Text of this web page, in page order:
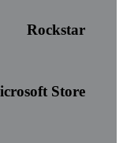
Rockstar
Store